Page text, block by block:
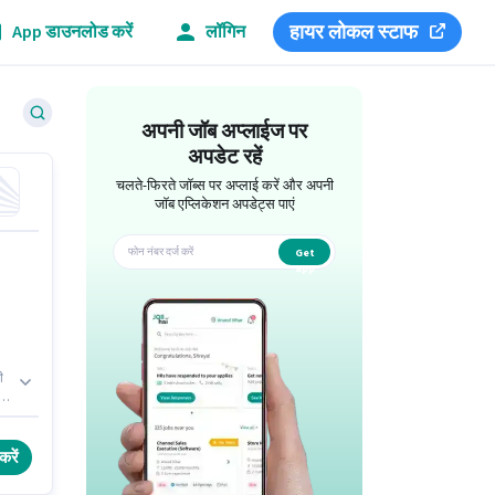
App डाउनलोड करें लॉगिन हायर लोकल स्टाफ
अपनी जॉब अप्लाईज पर
अपडेट रहें
चलते-फिरते जॉब्स पर अप्लाई करें और अपनी
जॉब एप्लिकेशन अपडेट्स पाएं
Get
app